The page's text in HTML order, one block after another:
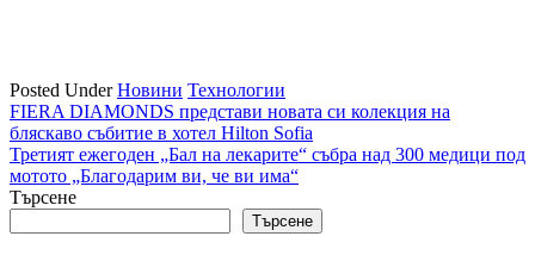
Posted UnderНовини Технологии
Навигация
FIERA DIAMONDS представи новата си колекция на
бляскаво събитие в хотел Hilton Sofia
Третият ежегоден „Бал на лекарите“ събра над 300 медици под
мотото „Благодарим ви, че ви има“
Търсене
Търсене